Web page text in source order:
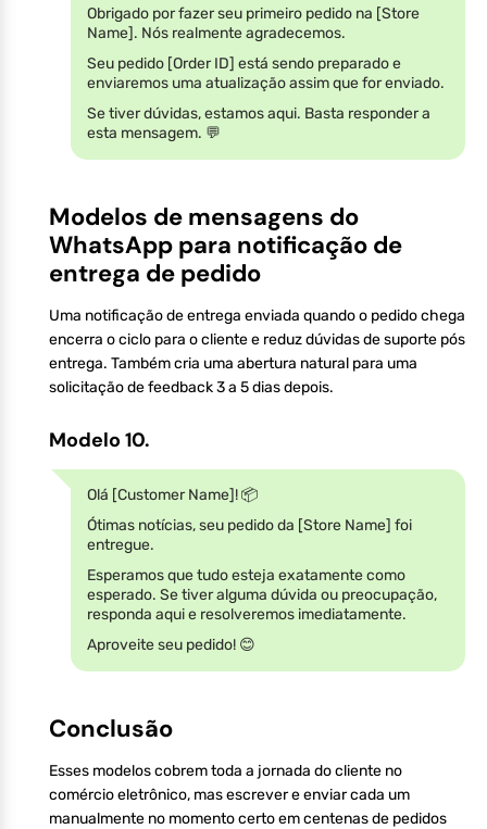
Obrigado por fazer seu primeiro pedido na [Store
Name]. Nós realmente agradecemos.
Seu pedido [Order ID] está sendo preparado e
enviaremos uma atualização assim que for enviado.
Se tiver dúvidas, estamos aqui. Basta responder a
esta mensagem. 💬
Modelos de mensagens do
WhatsApp para notificação de
entrega de pedido
Uma notificação de entrega enviada quando o pedido chega
encerra o ciclo para o cliente e reduz dúvidas de suporte pós
entrega. Também cria uma abertura natural para uma
solicitação de feedback 3 a 5 dias depois.
Modelo 10.
Olá [Customer Name]! 📦
Ótimas notícias, seu pedido da [Store Name] foi
entregue.
Esperamos que tudo esteja exatamente como
esperado. Se tiver alguma dúvida ou preocupação,
responda aqui e resolveremos imediatamente.
Aproveite seu pedido! 😊
Conclusão
Esses modelos cobrem toda a jornada do cliente no
comércio eletrônico, mas escrever e enviar cada um
manualmente no momento certo em centenas de pedidos